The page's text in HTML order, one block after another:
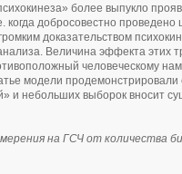
более выпукло
добросовестно проведено
доказательством
Величина эффекта этих
человеческому
модели продемонстрировали
и небольших выборок вносит
на ГСЧ от количества